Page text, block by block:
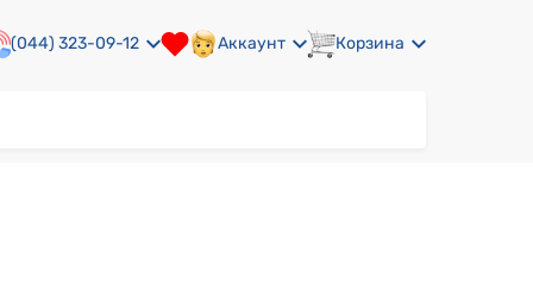
(044) 323-09-12 Аккаунт Корзина